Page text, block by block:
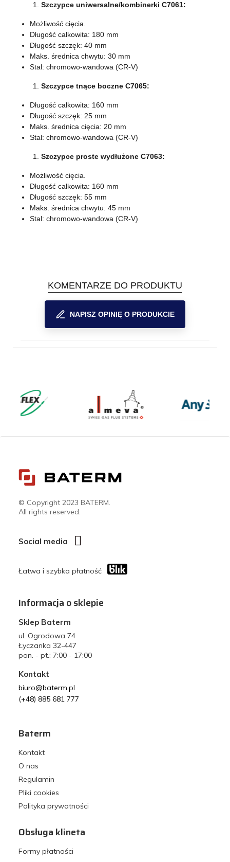
Szczypce uniwersalne/kombinerki C7061:
Możliwość cięcia.
Długość całkowita: 180 mm
Długość szczęk: 40 mm
Maks. średnica chwytu: 30 mm
Stal: chromowo-wandowa (CR-V)
Szczypce tnące boczne C7065:
Długość całkowita: 160 mm
Długość szczęk: 25 mm
Maks. średnica cięcia: 20 mm
Stal: chromowo-wandowa (CR-V)
Szczypce proste wydłużone C7063:
Możliwość cięcia.
Długość całkowita: 160 mm
Długość szczęk: 55 mm
Maks. średnica chwytu: 45 mm
Stal: chromowo-wandowa (CR-V)
KOMENTARZE DO PRODUKTU
NAPISZ OPINIĘ O PRODUKCIE
© Copyright 2023 BATERM.
All rights reserved.
Social media
Łatwa i szybka płatność
Informacja o sklepie
Sklep Baterm
ul. Ogrodowa 74
Łyczanka 32-447
pon. - pt.: 7:00 - 17:00
Kontakt
biuro@baterm.pl
(+48) 885 681 777
Baterm
Kontakt
O nas
Regulamin
Pliki cookies
Polityka prywatności
Obsługa klineta
Formy płatności